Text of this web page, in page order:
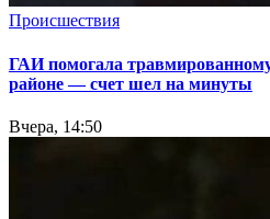
Происшествия
ГАИ помогала
районе — счет шел на минуты
Вчера, 14:50